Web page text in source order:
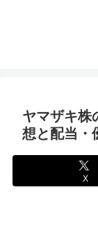
ヤマザキ株
想と配当・
X